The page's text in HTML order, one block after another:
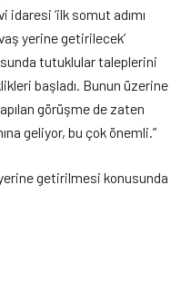
‘ilk somut adımı
yerine getirilecek’
tutuklular taleplerini
başladı. Bunun üzerine
görüşme de zaten
geliyor, bu çok önemli.”
getirilmesi konusunda